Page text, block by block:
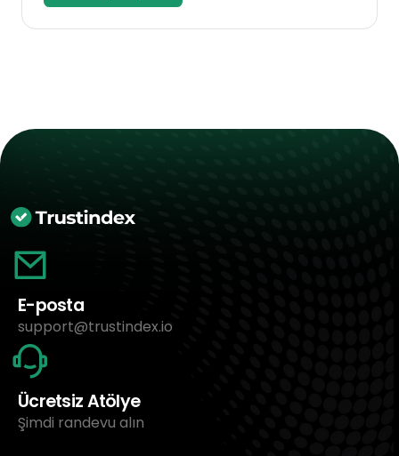
E-posta
support@trustindex.io
Ücretsiz Atölye
Şimdi randevu alın